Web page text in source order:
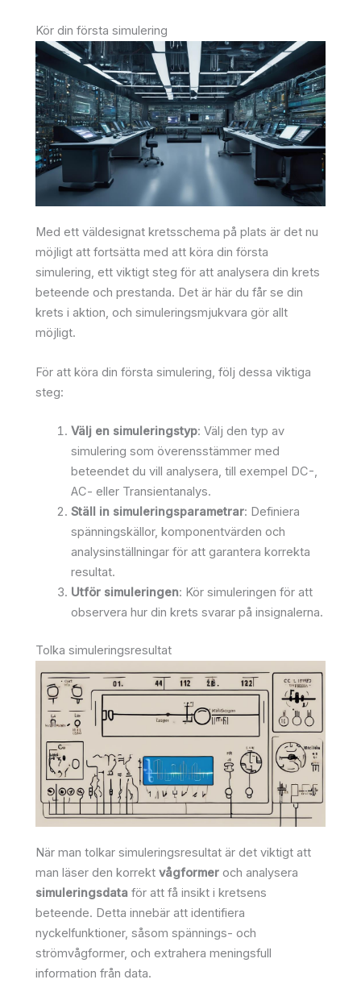
Kör din första simulering
Med ett väldesignat kretsschema på plats är det nu
möjligt att fortsätta med att köra din första
simulering, ett viktigt steg för att analysera din krets
beteende och prestanda. Det är här du får se din
krets i aktion, och simuleringsmjukvara gör allt
möjligt.
För att köra din första simulering, följ dessa viktiga
steg:
Välj en simuleringstyp: Välj den typ av
simulering som överensstämmer med
beteendet du vill analysera, till exempel DC-,
AC- eller Transientanalys.
Ställ in simuleringsparametrar: Definiera
spänningskällor, komponentvärden och
analysinställningar för att garantera korrekta
resultat.
Utför simuleringen: Kör simuleringen för att
observera hur din krets svarar på insignalerna.
Tolka simuleringsresultat
När man tolkar simuleringsresultat är det viktigt att
man läser den korrekt vågformer och analysera
simuleringsdata för att få insikt i kretsens
beteende. Detta innebär att identifiera
nyckelfunktioner, såsom spännings- och
strömvågformer, och extrahera meningsfull
information från data.